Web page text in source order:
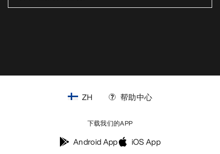
ZH 帮助中心
下载我们的APP
Android App iOS App